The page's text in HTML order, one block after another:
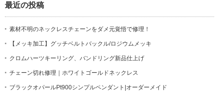
最近の投稿
素材不明のネックレスチェーンをダメ元覚悟で修理！
【メッキ加工】グッチベルトバックル/ロジウムメッキ
クロムハーツキーリング、バンドリング新品仕上げ
チェーン切れ修理｜ホワイトゴールドネックレス
ブラックオパールPt900シンプルペンダント|オーダーメイド